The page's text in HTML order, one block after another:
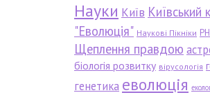
Науки Київ Київський
"Еволюція" Наукові Пікніки
Щеплення правдою
біологія розвитку вірусологія
генетика еволюція